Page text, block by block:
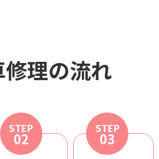
理の流れ
STEP
02
STEP
03